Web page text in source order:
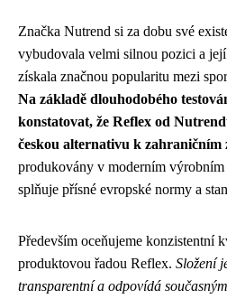
Značka Nutrend si za dobu své
vybudovala velmi silnou pozici a
získala značnou popularitu mezi
Na základě dlouhodobého
konstatovat, že Reflex od
českou alternativu k zahraničním
produkovány v moderním
splňuje přísné evropské normy a
Především oceňujeme konzistentní
produktovou řadou Reflex. Složení
transparentní a odpovídá